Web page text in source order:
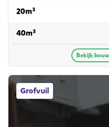
20m³voor bouw en
40m³voor bouw en
Bekijk
Grofvuil
Grofvuil afvalcontainers